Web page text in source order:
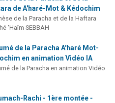
de A'haré-Mot & Kédochim
de la Paracha et de la Haftara
'Haïm SEBBAH
de la Paracha A'haré Mot-
en animation Vidéo IA
de la Paracha en animation Vidéo
Rachi - 1ère montée -